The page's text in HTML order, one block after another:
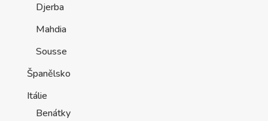
Djerba
Mahdia
Sousse
Španělsko
Itálie
Benátky